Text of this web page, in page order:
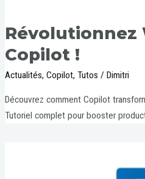
Révolutionnez
Copilot !
Actualités,Copilot,Tutos /Dimitri
Découvrez comment Copilot
Tutoriel complet pour booster